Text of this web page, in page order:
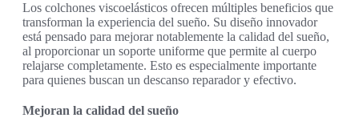
Los colchones viscoelásticos ofrecen múltiples beneficios que
transforman la experiencia del sueño. Su diseño innovador
está pensado para mejorar notablemente la calidad del sueño,
al proporcionar un soporte uniforme que permite al cuerpo
relajarse completamente. Esto es especialmente importante
para quienes buscan un descanso reparador y efectivo.
Mejoran la calidad del sueño